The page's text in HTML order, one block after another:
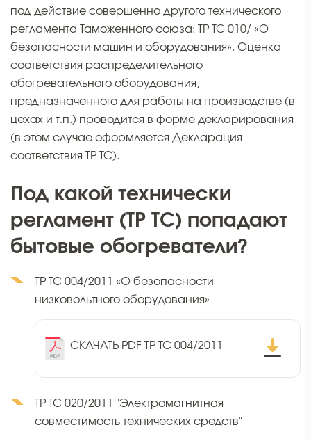
под действие совершенно другого технического
регламента Таможенного союза: ТР ТС 010/ «О
безопасности машин и оборудования». Оценка
соответствия распределительного
обогревательного оборудования,
предназначенного для работы на производстве (в
цехах и т.п.) проводится в форме декларирования
(в этом случае оформляется Декларация
соответствия ТР ТС).
Под какой технически
регламент (ТР ТС) попадают
бытовые обогреватели?
ТР ТС 004/2011 «О безопасности
низковольтного оборудования»
СКАЧАТЬ PDF ТР ТС 004/2011
ТР ТС 020/2011 "Электромагнитная
совместимость технических средств"